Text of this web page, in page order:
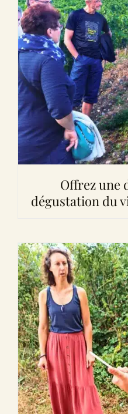
Offrez une
dégustation du